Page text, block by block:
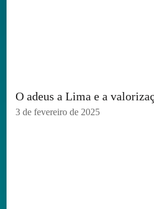
O adeus a Lima e a
3 de fevereiro de 2025